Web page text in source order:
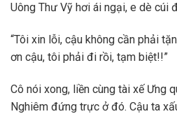
Uông Thư Vỹ hơi ái ngại, e dè cúi
“Tôi xin lỗi, cậu không cần phải
ơn cậu, tôi phải đi rồi, tạm biệt!!”
Cô nói xong, liền cùng tài xế Ưng
Nghiêm đứng trực ở đó. Cậu ta